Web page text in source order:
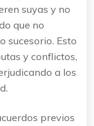
suyas y no
que no
sucesorio. Esto
y conflictos,
a los
previos